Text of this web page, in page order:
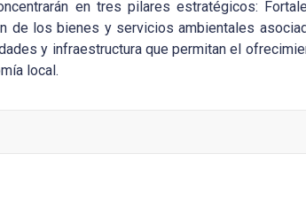
en tres pilares estratégicos:
de los bienes y servicios ambientales
y infraestructura que permitan el
local.